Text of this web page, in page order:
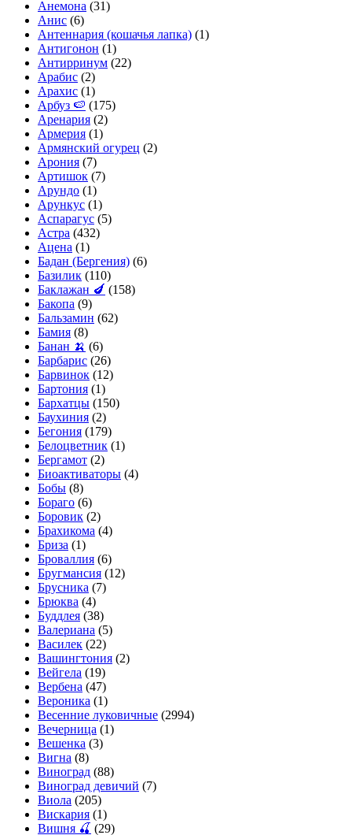
Анемона (31)
Анис (6)
Антеннария (кошачья лапка) (1)
Антигонон (1)
Антирринум (22)
Арабис (2)
Арахис (1)
Арбуз 🍉 (175)
Аренария (2)
Армерия (1)
Армянский огурец (2)
Арония (7)
Артишок (7)
Арундо (1)
Арункус (1)
Аспарагус (5)
Астра (432)
Ацена (1)
Бадан (Бергения) (6)
Базилик (110)
Баклажан 🍆 (158)
Бакопа (9)
Бальзамин (62)
Бамия (8)
Банан 🍌 (6)
Барбарис (26)
Барвинок (12)
Бартония (1)
Бархатцы (150)
Баухиния (2)
Бегония (179)
Белоцветник (1)
Бергамот (2)
Биоактиваторы (4)
Бобы (8)
Бораго (6)
Боровик (2)
Брахикома (4)
Бриза (1)
Броваллия (6)
Бругмансия (12)
Брусника (7)
Брюква (4)
Буддлея (38)
Валериана (5)
Василек (22)
Вашингтония (2)
Вейгела (19)
Вербена (47)
Вероника (1)
Весенние луковичные (2994)
Вечерница (1)
Вешенка (3)
Вигна (8)
Виноград (88)
Виноград девичий (7)
Виола (205)
Вискария (1)
Вишня 🍒 (29)